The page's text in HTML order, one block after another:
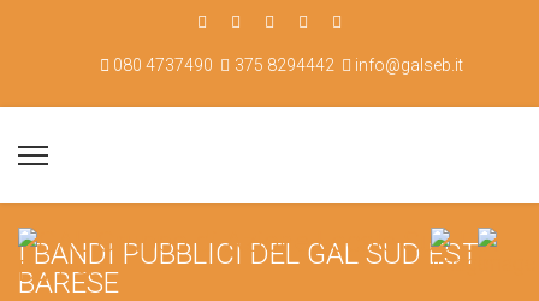
080 4737490 375 8294442 info@galseb.it
I BANDI PUBBLICI DEL GAL SUD EST
BARESE